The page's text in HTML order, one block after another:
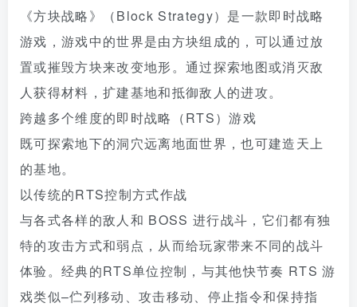
《方块战略》（Block Strategy）是一款即时战略
游戏，游戏中的世界是由方块组成的，可以通过放
置或摧毁方块来改变地形。通过探索地图或消灭敌
人获得材料，扩建基地和抵御敌人的进攻。
跨越多个维度的即时战略（RTS）游戏
既可探索地下的洞穴远离地面世界，也可建造天上
的基地。
以传统的RTS控制方式作战
与各式各样的敌人和 BOSS 进行战斗，它们都有独
特的攻击方式和弱点，从而给玩家带来不同的战斗
体验。经典的RTS单位控制，与其他快节奏 RTS 游
戏类似–伫列移动、攻击移动、停止指令和保持指